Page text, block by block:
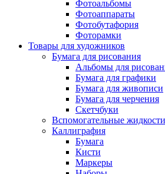
Фотоальбомы
Фотоаппараты
Фотобутафория
Фоторамки
Товары для художников
Бумага для рисования
Альбомы для
Бумага для графики
Бумага для живописи
Бумага для черчения
Скетчбуки
Вспомогательные жидкости
Каллиграфия
Бумага
Кисти
Маркеры